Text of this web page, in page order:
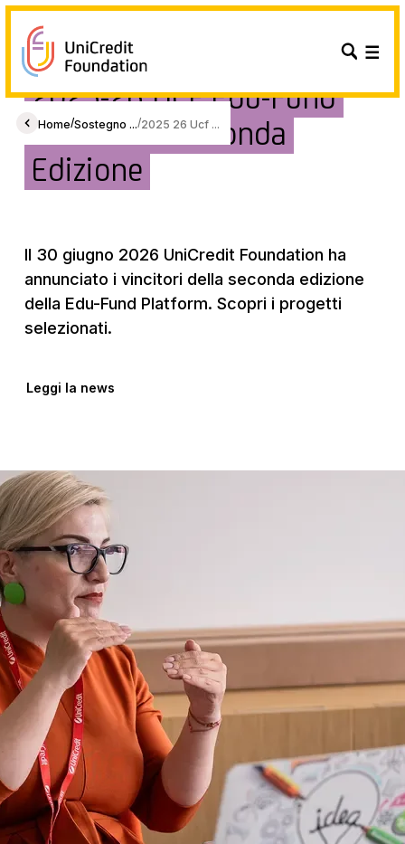
Home/Sostegno .../2025 26 Ucf ...
2025-26 UCF Edu-Fund
Platform - Seconda
Edizione
Il 30 giugno 2026 UniCredit Foundation ha
annunciato i vincitori della seconda edizione
della Edu-Fund Platform. Scopri i progetti
selezionati.
Leggi la news